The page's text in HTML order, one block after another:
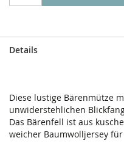
Details
Diese lustige Bärenmütze
unwiderstehlichen
Das Bärenfell ist aus
weicher Baumwolljersey